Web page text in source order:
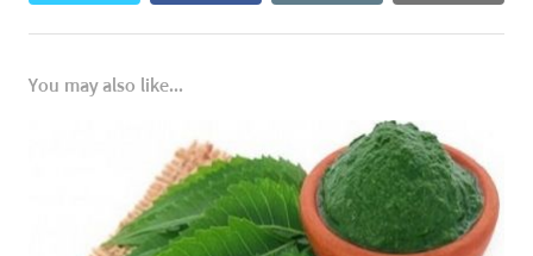
You may also like...